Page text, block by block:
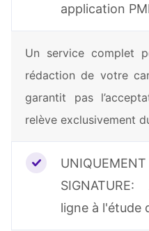
application
Un service complet
rédaction de votre
garantit pas
relève exclusivement
ligne à l'étude